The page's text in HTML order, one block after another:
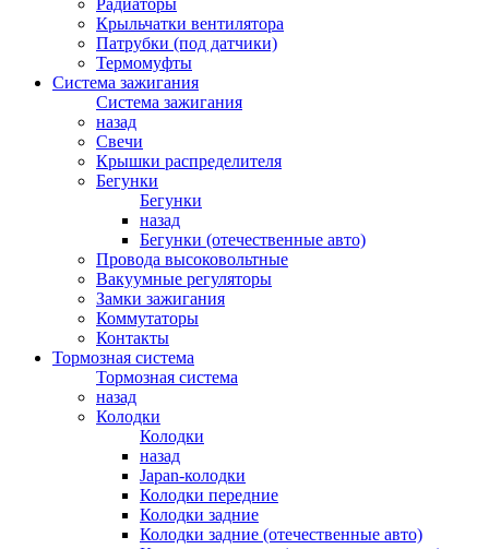
Радиаторы
Крыльчатки вентилятора
Патрубки (под датчики)
Термомуфты
Система зажигания
Система зажигания
назад
Свечи
Крышки распределителя
Бегунки
Бегунки
назад
Бегунки (отечественные авто)
Провода высоковольтные
Вакуумные регуляторы
Замки зажигания
Коммутаторы
Контакты
Тормозная система
Тормозная система
назад
Колодки
Колодки
назад
Japan-колодки
Колодки передние
Колодки задние
Колодки задние (отечественные авто)